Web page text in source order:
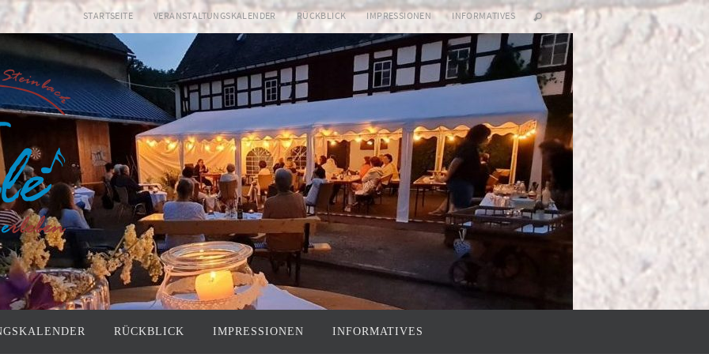
STARTSEITE VERANSTALTUNGSKALENDER RÜCKBLICK IMPRESSIONEN INFORMATIVES
RÜCKBLICK IMPRESSIONEN INFORMATIVES